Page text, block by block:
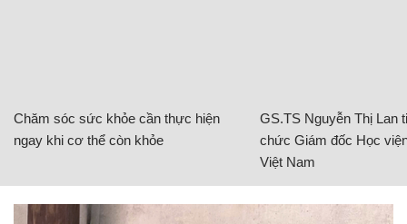
Chăm sóc sức khỏe cần thực hiện
ngay khi cơ thể còn khỏe
GS.TS Nguyễn Thị Lan
chức Giám đốc Học
Việt Nam